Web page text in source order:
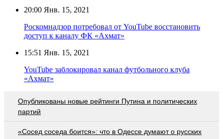
20:00 Янв. 15, 2021
Роскомнадзор потребовал от YouTube восстановить
доступ к каналу ФК «Ахмат»
15:51 Янв. 15, 2021
YouTube заблокировал канал футбольного клуба
«Ахмат»
Опубликованы новые рейтинги Путина и политических
партий
«Сосед соседа боится»: что в Одессе думают о русских